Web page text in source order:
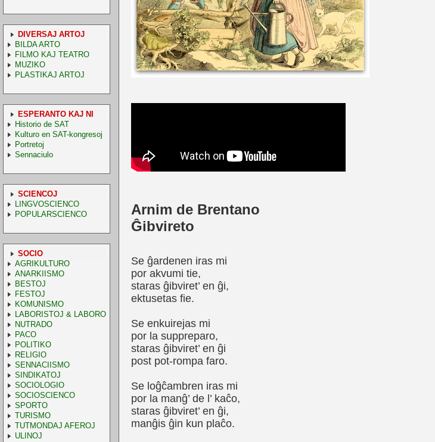
DIVERSAJ ARTOJ
BILDA ARTO
FILMO KAJ TEATRO
MUZIKO
PLASTIKAJ ARTOJ
ESPERANTO KAJ NI
Historio de SAT
Kulturo en SAT-kongresoj
Portretoj
Sennaciulo
SCIENCOJ
LINGVOSCIENCO
POPULARSCIENCO
SOCIO
AGRIKULTURO
ANARKIISMO
BESTOJ
FESTOJ
KOMUNISMO
LABORISTOJ & LABORO
NUTRADO
PACO
POLITIKO
RELIGIO
SENNACIISMO
SINDIKATOJ
SOCIOLOGIO
SOCIOSCIENCO
SPORTO
TURISMO
TUTMONDAJ AFEROJ
ULINOJ
Arnim de Brentano
Ĝibvireto
Se ĝardenen iras mi
por akvumi tie,
staras ĝibviret’ en ĝi,
ektusetas fie.
Se enkuirejas mi
por la suppreparo,
staras ĝibviret’ en ĝi
post pot-rompa faro.
Se loĝĉambren iras mi
por la manĝ’ de l’ kaĉo,
staras ĝibviret’ en ĝi,
manĝis ĝin kun plaĉo.